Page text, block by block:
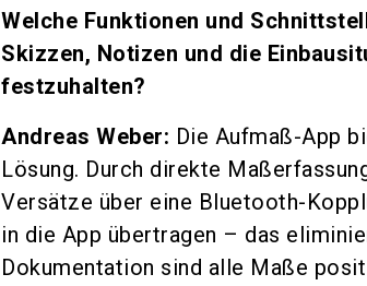
Welche Funktionen und
Skizzen, Notizen und die
festzuhalten?
Andreas Weber: Die Aufmaß-App
Lösung. Durch direkte
Versätze über eine Bluetooth-
in die App übertragen – das
Dokumentation sind alle Maße